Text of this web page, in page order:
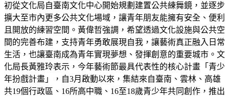
初從文化局自臺南文化中心開始規劃建置公共練舞鏡，並逐步
擴大至市內更多公共文化場域，讓青年朋友能擁有安全、便利
且開放的練習空間。黃偉哲強調，希望透過文化設施與公共空
間的完善布建，支持青年勇敢展現自我，讓藝術真正融入日常
生活，也讓臺南成為青年實現夢想、發揮創意的重要城市。文
化局長黃雅玲表示，今年藝術節最具代表性的核心計畫「青少
年扮戲計畫」，自3月啟動以來，集結來自臺南、雲林、高雄
共19個行政區、16所高中職、16至18歲青少年共同創作，推出